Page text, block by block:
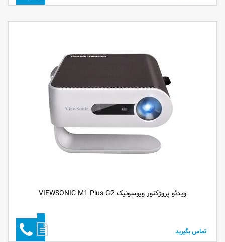
ویدئو پروژکتور ویوسونیک VIEWSONIC M1 Plus G2
تماس بگیرید